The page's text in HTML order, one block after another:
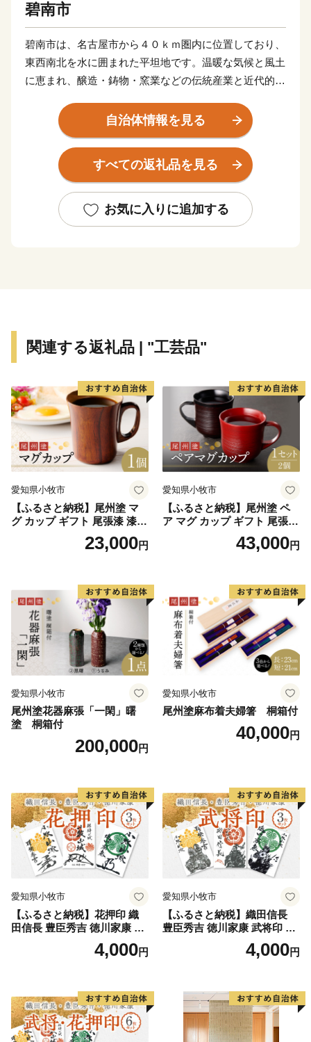
碧南市
碧南市は、名古屋市から４０ｋｍ圏内に位置しており、
東西南北を水に囲まれた平坦地です。温暖な気候と風土
に恵まれ、醸造・鋳物・窯業などの伝統産業と近代的な
と調和のとれた産業構造となっています。
自治体情報を見る
すべての返礼品を見る
お気に入りに追加する
関連する返礼品 | "工芸品"
愛知県小牧市
【ふるさと納税】尾州塗 マ
グ カップ ギフト 尾張漆 漆
漆器 漆器工芸 工芸品 芸術性
実用性 抗菌性 美味しく安全
ウイルス効果 お取り寄せ 愛
知県 小牧市 送料無料
23,000円
愛知県小牧市
【ふるさと納税】尾州塗 ペ
ア マグ カップ ギフト 尾張漆
漆 漆器 漆器工芸 工芸品 芸術
性 実用性 抗菌性 美味しく安
抗ウイルス効果 お取り寄せ
愛知県 小牧市 送料無料
43,000円
愛知県小牧市
尾州塗花器麻張「一閑」曙
塗 桐箱付
200,000円
愛知県小牧市
尾州塗麻布着夫婦箸 桐箱付
40,000円
愛知県小牧市
【ふるさと納税】花押印 織
田信長 豊臣秀吉 徳川家康 3
枚 セット 戦国 武将 小牧山城
墨絵 龍画師 書道アーティス
牧市 お取り寄せ 送料無料
4,000円
愛知県小牧市
【ふるさと納税】織田信長
豊臣秀吉 徳川家康 武将印 3
枚 セット イラスト 戦国 武将
小牧山城 墨絵 龍画師 書道ア
愛知県 小牧市 お取り寄せ 送
4,000円